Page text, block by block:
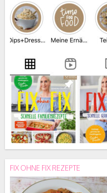
FIX OHNE FIX REZEPTE